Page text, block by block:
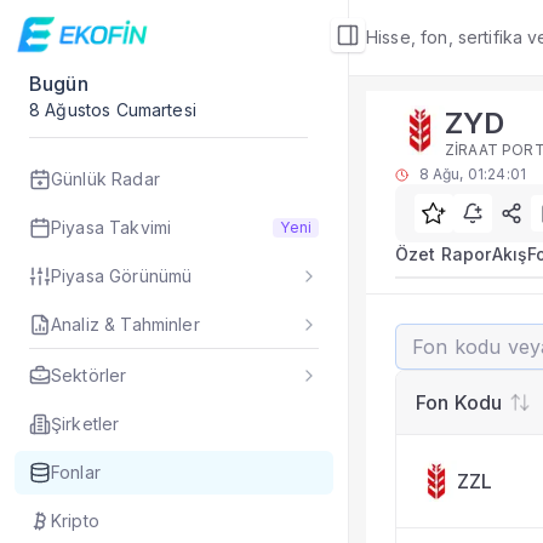
Hisse, fon, sertifika
Bugün
8 Ağustos Cumartesi
Günlük Radar
Piyasa Takvimi Yeni
Piyasa Görünümü
Analiz & Tahminler
Sektörler
Şirketler
Fonlar
Kripto
Fon Detay
Rakip Analizi
ZYD benzer
ZYD fonu rakip
TEFAS ZYD fonu
Fon verileri hangi
ZYD fonunu diğer
Evet. Fon detay
Fon Detay— İlgili
Fon Portföyü
ZYD
ZİRAAT
8 Ağu, 01:24:01
Özet RaporAkış
ZYD
ZİRAAT
Fon Kodu
ZZL